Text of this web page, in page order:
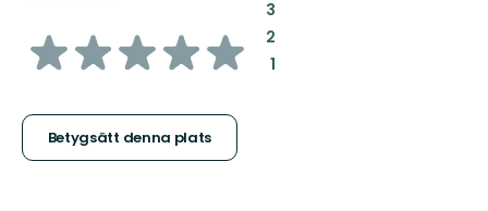
av
stjärnor
Betygsätt denna plats
3:
2:
1: